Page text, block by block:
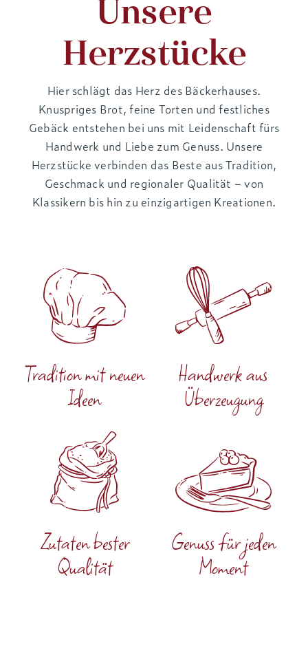
Unsere
Herzstücke
Hier schlägt das Herz des Bäckerhauses.
Knuspriges Brot, feine Torten und festliches
Gebäck entstehen bei uns mit Leidenschaft fürs
Handwerk und Liebe zum Genuss. Unsere
Herzstücke verbinden das Beste aus Tradition,
Geschmack und regionaler Qualität – von
Klassikern bis hin zu einzigartigen Kreationen.
Tradition mit neuen
Ideen
Handwerk aus
Überzeugung
Zutaten bester
Qualität
Genuss für jeden
Moment